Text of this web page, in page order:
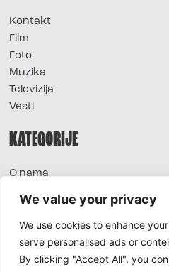
We value your privacy
We use cookies to enhance
serve personalised ads or
By clicking "Accept All", you
Kontakt
Film
Foto
Muzika
Televizija
Vesti
KATEGORIJE
O nama
Extra
Foto
Moda
TV